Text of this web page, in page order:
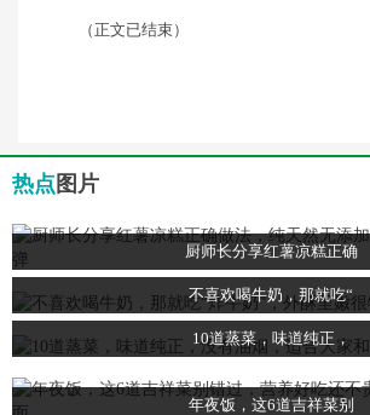
（正文已结束）
热点 图片
厨师长分享红薯凉糕正确
不喜欢喝牛奶，那就吃“
10道蒸菜，味道纯正，
年夜饭，这6道吉祥菜别